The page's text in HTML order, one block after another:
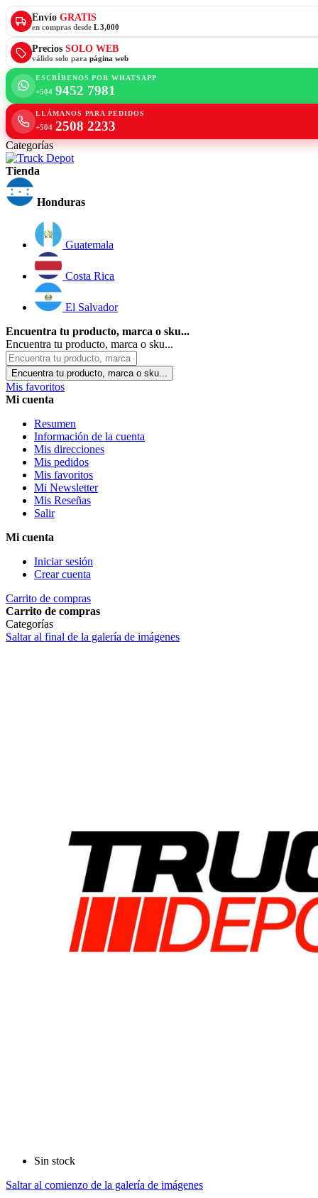
Envío GRATIS
en compras desde L 3,000
Precios SOLO WEB
válido solo para página web
ESCRÍBENOS POR WHATSAPP
+504 9452 7981
LLÁMANOS PARA PEDIDOS
+504 2508 2233
Categorías
Tienda
Honduras
Guatemala
Costa Rica
El Salvador
Encuentra tu producto, marca o sku...
Encuentra tu producto, marca o sku...
Encuentra tu producto, marca o sku...
Mis favoritos
Mi cuenta
Resumen
Información de la cuenta
Mis direcciones
Mis pedidos
Mis favoritos
Mi Newsletter
Mis Reseñas
Salir
Mi cuenta
Iniciar sesión
Crear cuenta
Carrito de compras
Carrito de compras
Categorías
Saltar al final de la galería de imágenes
Sin stock
Saltar al comienzo de la galería de imágenes